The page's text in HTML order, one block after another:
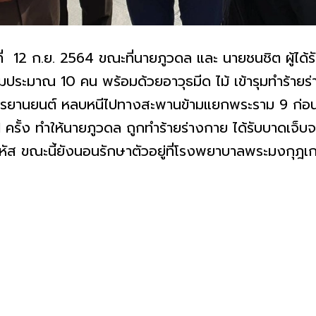
12 ก.ย. 2564 ขณะที่นายภูวดล และ นายชนชิต ผู้ได้
ระมาณ 10 คน พร้อมด้วยอาวุธมีด ไม้ เข้ารุมทำร้า
นยนต์ หลบหนีไปทางสะพานข้ามแยกพระราม 9 ก่อ
ครั้ง ทำให้นายภูวดล ถูกทำร้ายร่างกาย ได้รับบาดเ
ส ขณะนี้ยังนอนรักษาตัวอยู่ที่โรงพยาบาลพระมงกุ